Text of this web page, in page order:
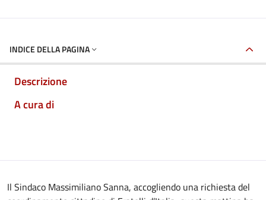
INDICE DELLA PAGINA
Descrizione
A cura di
Il Sindaco Massimiliano Sanna, accogliendo una richiesta del